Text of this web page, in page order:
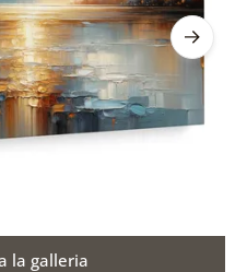
la galleria